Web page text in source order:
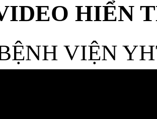
HIỂN
VIỆN